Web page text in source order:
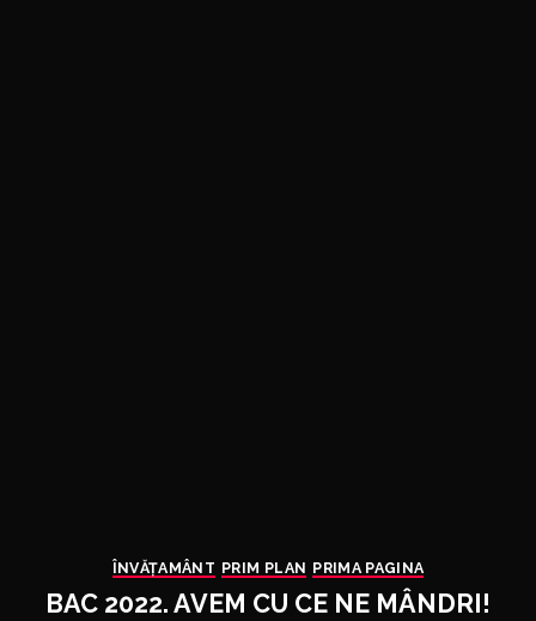
ÎNVĂŢAMÂNT PRIM PLAN PRIMA PAGINA
BAC 2022. AVEM CU CE NE MÂNDRI!